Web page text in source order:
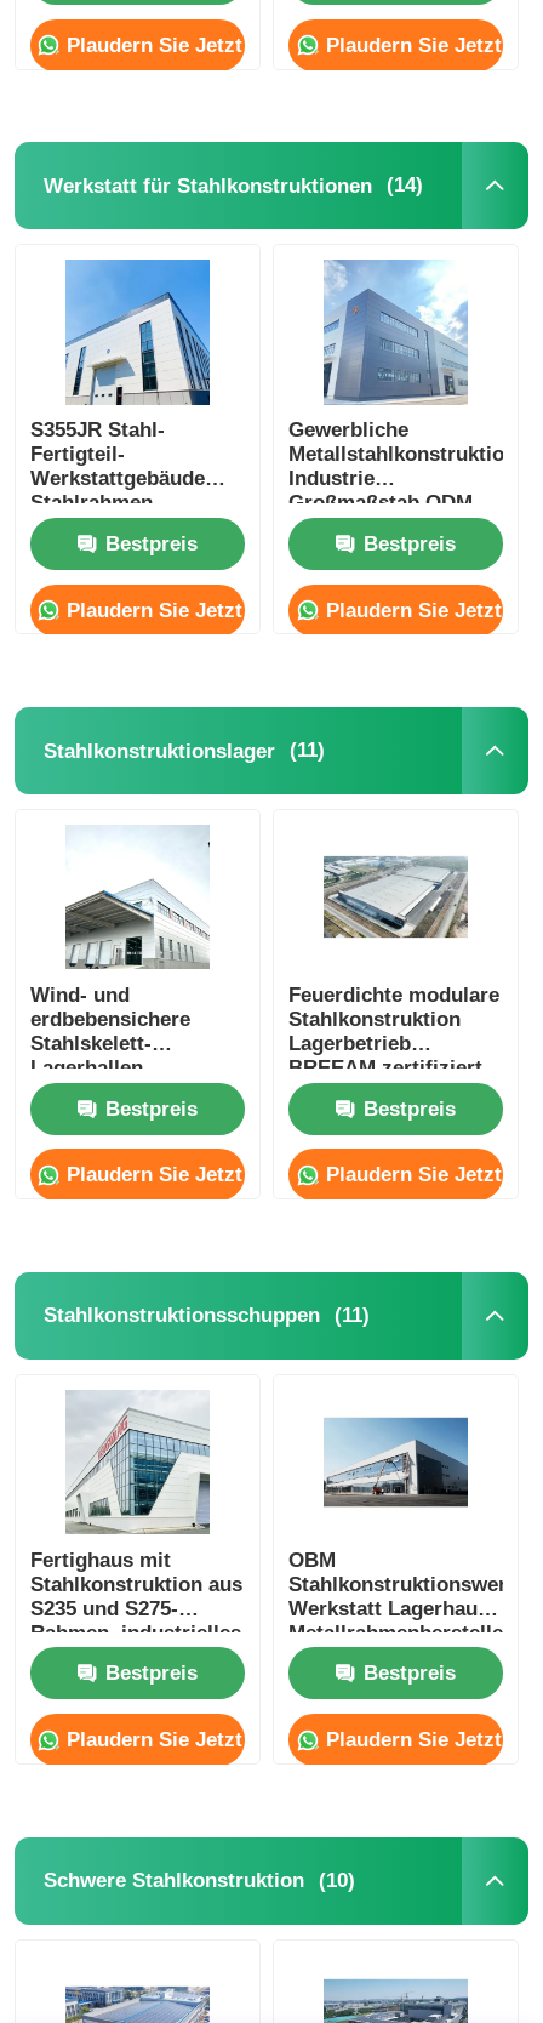
Plaudern Sie Jetzt Plaudern Sie Jetzt
Werkstatt für Stahlkonstruktionen (14)
S355JR Stahl-
Fertigteil-
Werkstattgebäude
Stahlrahmen
Lagerbau
Erdbebenbeständigkeit
Bestpreis
Plaudern Sie Jetzt
Gewerbliche
Industrie
Großmaßstab ODM
Bestpreis
Plaudern Sie Jetzt
Stahlkonstruktionslager (11)
Wind- und
erdbebensichere
Stahlskelett-
Lagerhallen,
Scheunen, Gebäude,
OEM
Bestpreis
Plaudern Sie Jetzt
Feuerdichte modulare
Stahlkonstruktion
Lagerbetrieb
BREEAM zertifiziert
Bestpreis
Plaudern Sie Jetzt
Stahlkonstruktionsschuppen (11)
Fertighaus mit
Stahlkonstruktion aus
S235 und S275-
Rahmen, industrielles
Lagergebäude
Bestpreis
Plaudern Sie Jetzt
OBM
Werkstatt Lagerhaus
Metallrahmenhersteller
Bestpreis
Plaudern Sie Jetzt
Schwere Stahlkonstruktion (10)